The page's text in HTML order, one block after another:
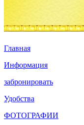
Главная
Информация
забронировать
Удобства
ФОТОГРАФИИ